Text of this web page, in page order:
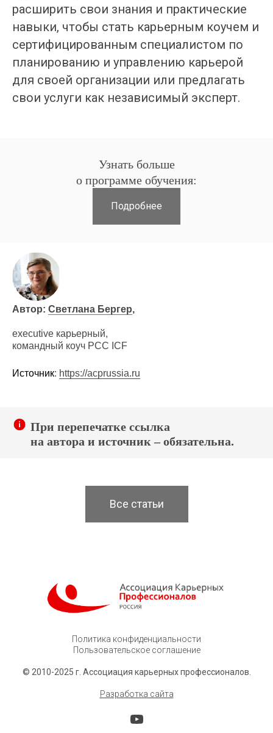
расширить свои знания и практические
навыки, чтобы стать карьерным коучем и
сертифицированным специалистом по
планированию и управлению карьерой
для своей организации или предлагать
свои услуги как независимый эксперт.
Узнать больше
о программе обучения:
Подробнее
Автор: Светлана Бергер,
executive карьерный,
командный коуч PCC ICF
Источник: https://acprussia.ru
При перепечатке ссылка
на автора и источник –обязательна.
Все статьи
Политика конфиденциальности
Пользовательское соглашение
© 2010-2025 г. Ассоциация карьерных профессионалов.
Разработка сайта